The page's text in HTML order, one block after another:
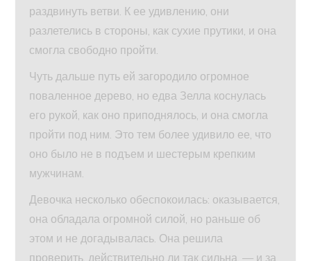
раздвинуть ветви. К ее удивлению, они
разлетелись в стороны, как сухие прутики, и она
смогла свободно пройти.
Чуть дальше путь ей загородило огромное
поваленное дерево, но едва Зелла коснулась
его рукой, как оно приподнялось, и она смогла
пройти под ним. Это тем более удивило ее, что
оно было не в подъем и шестерым крепким
мужчинам.
Девочка несколько обеспокоилась: оказывается,
она обладала огромной силой, но раньше об
этом и не догадывалась. Она решила
проверить, действительно ли так сильна, — и за